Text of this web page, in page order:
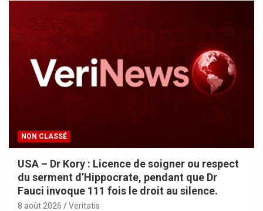
c
sNON CLASSÉ
USA – Dr Kory : Licence de soigner ou respect
du serment d’Hippocrate, pendant que Dr
Fauci invoque 111 fois le droit au silence.
8 août 2026 Veritatis